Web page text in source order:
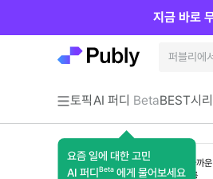
토픽AI 퍼디 Beta
요즘 일에 대한 고민
AI 퍼디 Beta 에게 물어보세요
BEST시
지금 바로
혼자 보기 아까운
콘텐츠를